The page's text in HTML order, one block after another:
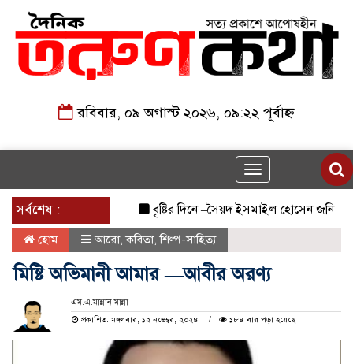
রবিবার, ০৯ অগাস্ট ২০২৬, ০৯:২২ পূর্বাহ্ন
Toggle
navigation
সর্বশেষ :
বৃষ্টির দিনে –সৈয়দ ইসমাইল হোসেন জনি জুলাই
হোম আরো,কবিতা,শিল্প-সাহিত্য
মিষ্টি অভিমানী আমার —আবীর অরণ্য
এম.এ.মান্নান.মান্না
প্রকাশিত: মঙ্গলবার, ১২ নভেম্বর, ২০২৪
১৮৪ বার পড়া হয়েছে